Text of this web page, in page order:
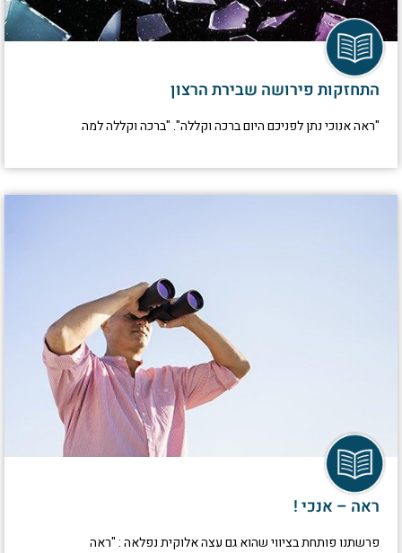
התחזקות פירושה שבירת הרצון
"ראה אנוכי נתן לפניכם היום ברכה וקללה". "ברכה וקללה למה
ראה – אנכי !
פרשתנו פותחת בציווי שהוא גם עצה אלוקית נפלאה : "ראה